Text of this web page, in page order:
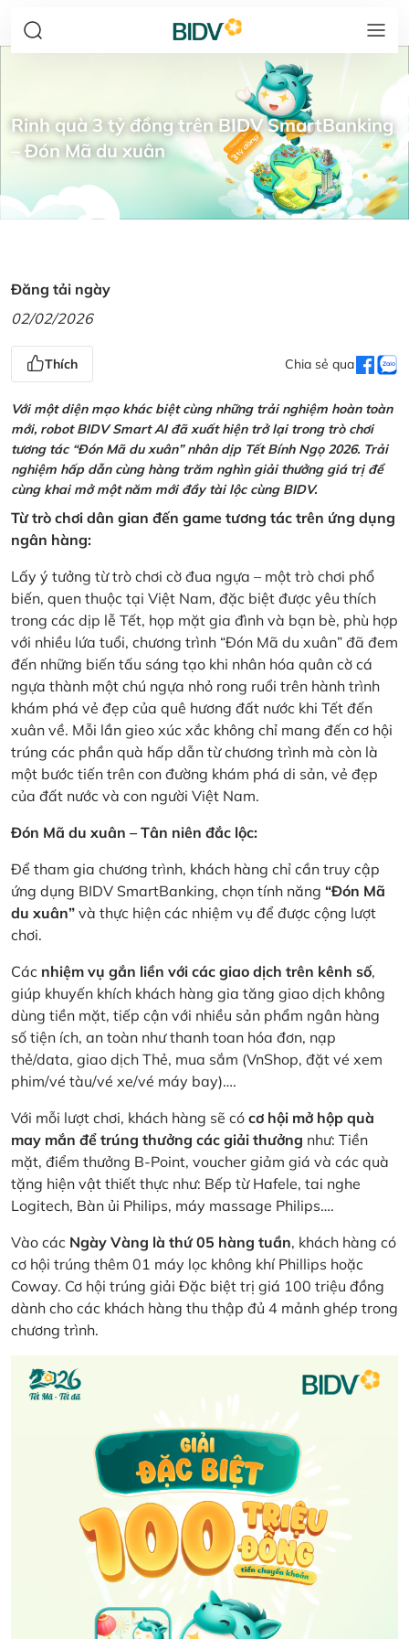
Rinh quà 3 tỷ đồng trên BIDV SmartBanking
– Đón Mã du xuân
Đăng tải ngày
02/02/2026
Thích Chia sẻ qua
Với một diện mạo khác biệt cùng những trải nghiệm hoàn toàn
mới, robot BIDV Smart AI đã xuất hiện trở lại trong trò chơi
tương tác “Đón Mã du xuân” nhân dịp Tết Bính Ngọ 2026. Trải
nghiệm hấp dẫn cùng hàng trăm nghìn giải thưởng giá trị để
cùng khai mở một năm mới đầy tài lộc cùng BIDV.
Từ trò chơi dân gian đến game tương tác trên ứng dụng
ngân hàng:
Lấy ý tưởng từ trò chơi cờ đua ngựa – một trò chơi phổ
biến, quen thuộc tại Việt Nam, đặc biệt được yêu thích
trong các dịp lễ Tết, họp mặt gia đình và bạn bè, phù hợp
với nhiều lứa tuổi, chương trình “Đón Mã du xuân” đã đem
đến những biến tấu sáng tạo khi nhân hóa quân cờ cá
ngựa thành một chú ngựa nhỏ rong ruổi trên hành trình
khám phá vẻ đẹp của quê hương đất nước khi Tết đến
xuân về. Mỗi lần gieo xúc xắc không chỉ mang đến cơ hội
trúng các phần quà hấp dẫn từ chương trình mà còn là
một bước tiến trên con đường khám phá di sản, vẻ đẹp
của đất nước và con người Việt Nam.
Đón Mã du xuân – Tân niên đắc lộc:
Để tham gia chương trình, khách hàng chỉ cần truy cập
ứng dụng BIDV SmartBanking, chọn tính năng “Đón Mã
du xuân” và thực hiện các nhiệm vụ để được cộng lượt
chơi.
Các nhiệm vụ gắn liền với các giao dịch trên kênh số,
giúp khuyến khích khách hàng gia tăng giao dịch không
dùng tiền mặt, tiếp cận với nhiều sản phẩm ngân hàng
số tiện ích, an toàn như thanh toan hóa đơn, nạp
thẻ/data, giao dịch Thẻ, mua sắm (VnShop, đặt vé xem
phim/vé tàu/vé xe/vé máy bay)….
Với mỗi lượt chơi, khách hàng sẽ có cơ hội mở hộp quà
may mắn để trúng thưởng các giải thưởng như: Tiền
mặt, điểm thưởng B-Point, voucher giảm giá và các quà
tặng hiện vật thiết thực như: Bếp từ Hafele, tai nghe
Logitech, Bàn ủi Philips, máy massage Philips….
Vào các Ngày Vàng là thứ 05 hàng tuần, khách hàng có
cơ hội trúng thêm 01 máy lọc không khí Phillips hoặc
Coway. Cơ hội trúng giải Đặc biệt trị giá 100 triệu đồng
dành cho các khách hàng thu thập đủ 4 mảnh ghép trong
chương trình.